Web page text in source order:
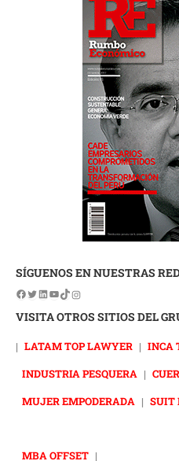
SÍGUENOS EN NUESTRAS
VISITA OTROS SITIOS DEL
| LATAM TOP LAWYER | INCA
INDUSTRIA PESQUERA |
MUJER EMPODERADA | SUIT
MBA OFFSET |